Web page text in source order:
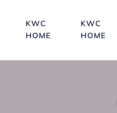
KWC
HOME
KWC
HOME